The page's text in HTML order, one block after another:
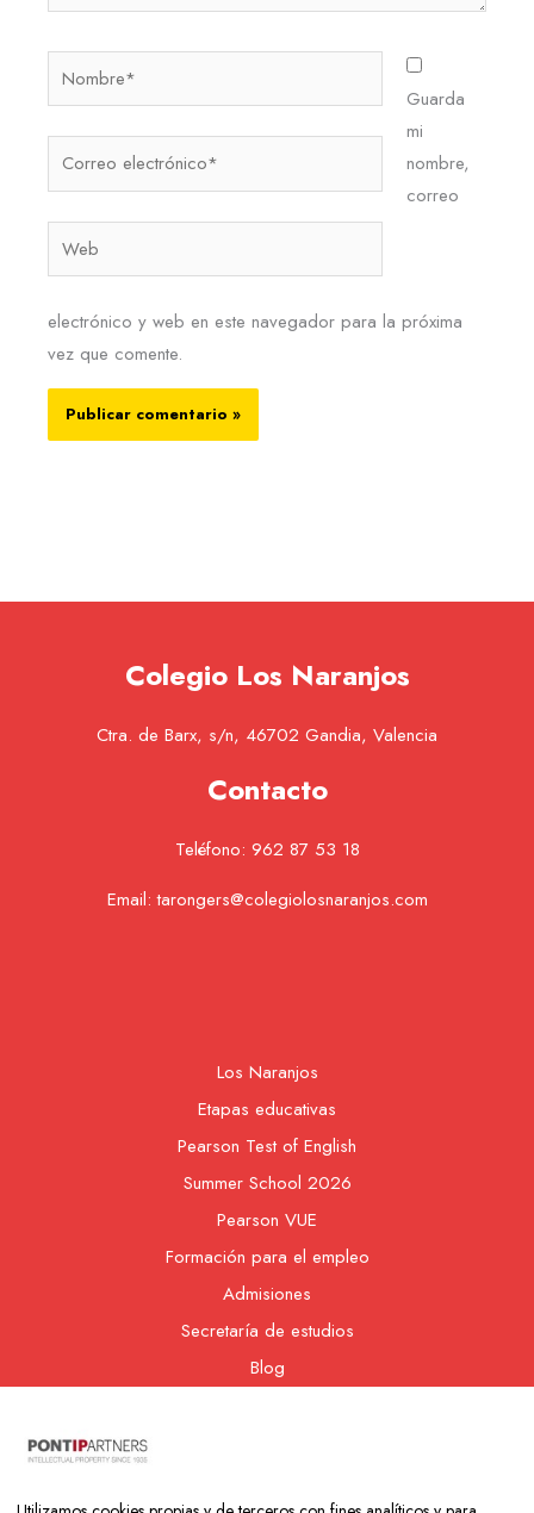
Nombre*
Guarda
mi
nombre,
correo
electrónico y web en este navegador para la próxima
vez que comente.
Colegio Los Naranjos
Ctra. de Barx, s/n, 46702 Gandia, Valencia
Contacto
Teléfono: 962 87 53 18
Email:tarongers@colegiolosnaranjos.com
Los Naranjos
Etapas educativas
Pearson Test of English
Summer School 2026
Pearson VUE
Formación para el empleo
Admisiones
Secretaría de estudios
Blog